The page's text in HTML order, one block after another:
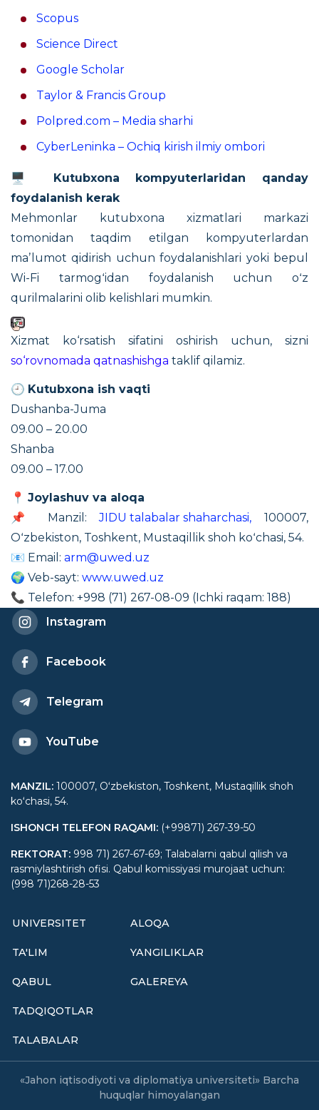
Scopus
Science Direct
Google Scholar
Taylor & Francis Group
Polpred.com – Media sharhi
CyberLeninka – Ochiq kirish ilmiy ombori
🖥️ Kutubxona kompyuterlaridan qanday
foydalanish kerak
Mehmonlar kutubxona xizmatlari markazi
tomonidan taqdim etilgan kompyuterlardan
maʼlumot qidirish uchun foydalanishlari yoki bepul
Wi-Fi tarmogʻidan foydalanish uchun oʻz
qurilmalarini olib kelishlari mumkin.
Xizmat ko‘rsatish sifatini oshirish uchun, sizni
so‘rovnomada qatnashishga taklif qilamiz.
🕘 Kutubxona ish vaqti
Dushanba-Juma
09.00 – 20.00
Shanba
09.00 – 17.00
📍 Joylashuv va aloqa
📌 Manzil:JIDU talabalar shaharchasi, 100007,
Oʻzbekiston, Toshkent, Mustaqillik shoh koʻchasi, 54.
📧 Email: arm@uwed.uz
🌍 Veb-sayt: www.uwed.uz
📞 Telefon: +998 (71) 267-08-09 (Ichki raqam: 188)
Instagram
Facebook
Telegram
YouTube
MANZIL: 100007, Oʻzbekiston, Toshkent, Mustaqillik shoh
koʻchasi, 54.
ISHONCH TELEFON RAQAMI: (+99871) 267-39-50
REKTORAT: 998 71) 267-67-69; Talabalarni qabul qilish va
rasmiylashtirish ofisi. Qabul komissiyasi murojaat uchun:
(998 71)268-28-53
UNIVERSITET
TA'LIM
QABUL
TADQIQOTLAR
TALABALAR
ALOQA
YANGILIKLAR
GALEREYA
«Jahon iqtisodiyoti va diplomatiya universiteti» Barcha
huquqlar himoyalangan